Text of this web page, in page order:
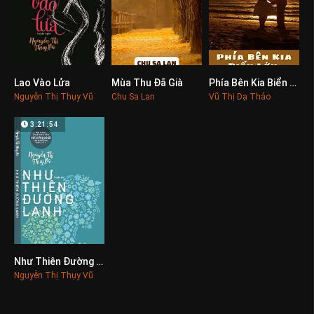
Lao Vào Lửa
Nguyễn Thị Thụy Vũ
Mùa Thu Đã Già
Chu Sa Lan
0
Phía Bên Kia Biển Lớn
Vũ Thị Dạ Thảo
0
3:21:54
Như Thiên Đường Lạnh
Nguyễn Thị Thụy Vũ